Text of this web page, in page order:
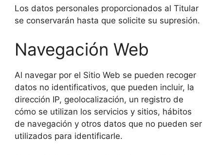
Los datos personales proporcionados al Titular
se conservarán hasta que solicite su supresión.
Navegación Web
Al navegar por el Sitio Web se pueden recoger
datos no identificativos, que pueden incluir, la
dirección IP, geolocalización, un registro de
cómo se utilizan los servicios y sitios, hábitos
de navegación y otros datos que no pueden ser
utilizados para identificarle.